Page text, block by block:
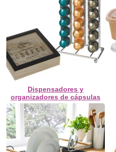
Dispensadores y
organizadores de cápsulas